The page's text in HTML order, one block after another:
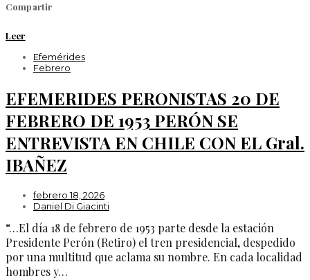
Compartir
Leer
Efemérides
Febrero
EFEMERIDES PERONISTAS 20 DE
FEBRERO DE 1953 PERÓN SE
ENTREVISTA EN CHILE CON EL Gral.
IBAÑEZ
febrero 18, 2026
Daniel Di Giacinti
“…El día 18 de febrero de 1953 parte desde la estación
Presidente Perón (Retiro) el tren presidencial, despedido
por una multitud que aclama su nombre. En cada localidad
hombres y…